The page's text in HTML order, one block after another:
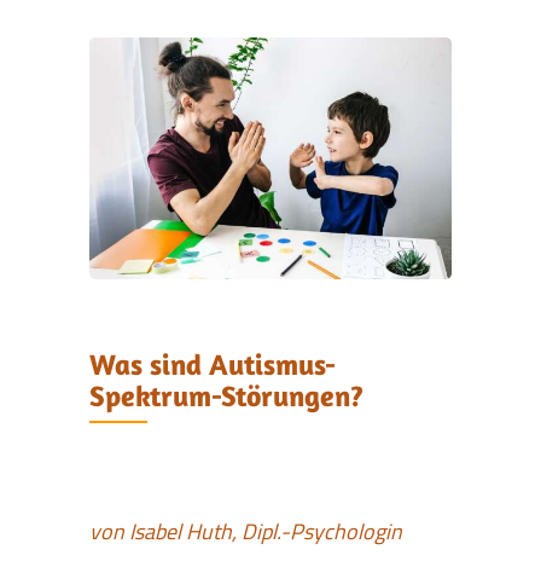
KOSTENÜBERNAHME
BÜCHER
GALERIE
Was sind Autismus-
Spektrum-Störungen?
von Isabel Huth, Dipl.-Psychologin